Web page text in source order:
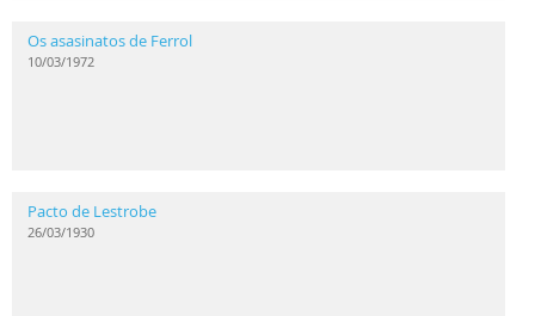
Os asasinatos de Ferrol
10/03/1972
Pacto de Lestrobe
26/03/1930